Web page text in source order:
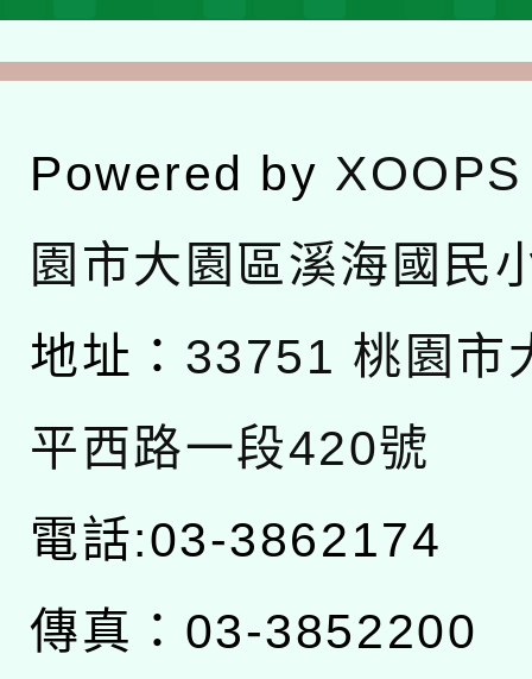
Powered by XOOPS
園市大園區溪海國民
地址： 33751 桃園市
平西路一段420號
電話:03-3862174
傳真：03-3852200